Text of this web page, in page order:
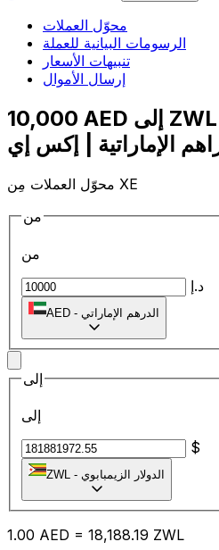
محوّل العملات
الرسومات البيانية للعملة
تنبيهات الأسعار
إرسال الأموال
10,000 AED إلى ZWL | حوِّل - إلى
محوّل العملات مِن XE
من
من
د.إ
AED - الدرهم الإماراتي
إلى
إلى
$
ZWL - الدولار الزيمبابوي
1.00 AED = 18,188.19 ZWL